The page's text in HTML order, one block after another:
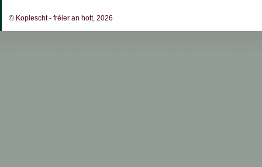
© Koplescht - fréier an hott, 2026